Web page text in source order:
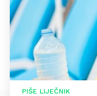
PIŠE LIJEČNIK